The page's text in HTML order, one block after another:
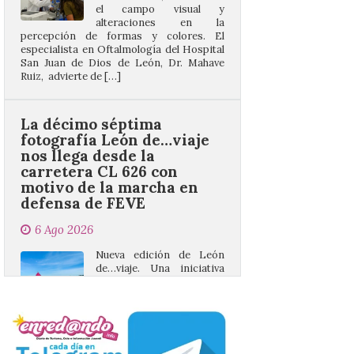
especialista en Oftalmología del Hospital
San Juan de Dios de León, Dr. Mahave
Ruiz, advierte de […]
La décimo séptima
nos llega desde la
carretera CL 626 con
motivo de la marcha en
defensa de FEVE
6 Ago 2026
juvenil de la Asociación
Enróllate, la Asociación
jóvenes “Enredando.info”. Eduardo
Morán nos envía desde la carretera […]